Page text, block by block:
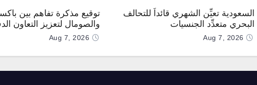
السعودية تعيِّن الشهري قائداً للتحالف
البحري متعدِّد الجنسيات
Aug 7, 2026
توقيع مذكرة تفاهم بين
والصومال لتعزيز التعاون
Aug 7, 2026